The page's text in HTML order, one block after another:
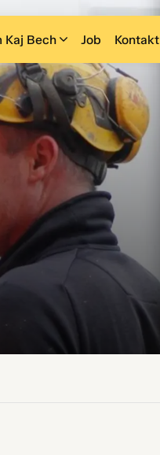
Kaj Bech Job Kontakt